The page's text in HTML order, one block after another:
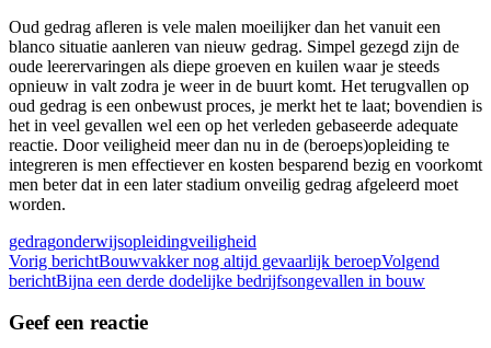
Oud gedrag afleren is vele malen moeilijker dan het vanuit een
blanco situatie aanleren van nieuw gedrag. Simpel gezegd zijn de
oude leerervaringen als diepe groeven en kuilen waar je steeds
opnieuw in valt zodra je weer in de buurt komt. Het terugvallen op
oud gedrag is een onbewust proces, je merkt het te laat; bovendien is
het in veel gevallen wel een op het verleden gebaseerde adequate
reactie. Door veiligheid meer dan nu in de (beroeps)opleiding te
integreren is men effectiever en kosten besparend bezig en voorkomt
men beter dat in een later stadium onveilig gedrag afgeleerd moet
worden.
gedragonderwijsopleidingveiligheid
Bericht
navigatie
Vorig berichtBouwvakker nog altijd gevaarlijk beroepVolgend
berichtBijna een derde dodelijke bedrijfsongevallen in bouw
Geef een reactie